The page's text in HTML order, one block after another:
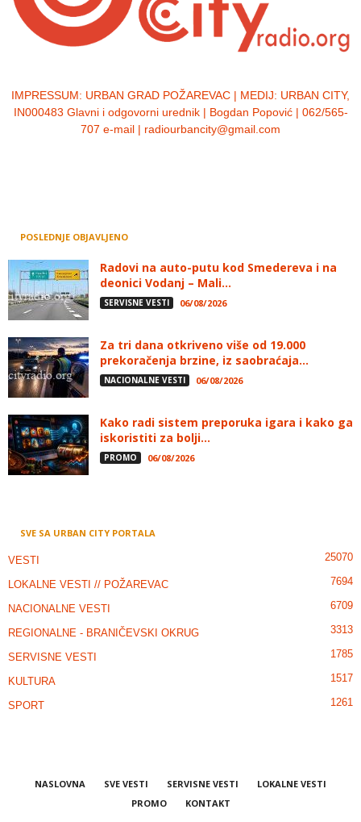
IMPRESSUM: URBAN GRAD POŽAREVAC | MEDIJ: URBAN CITY,
IN000483 Glavni i odgovorni urednik | Bogdan Popović | 062/565-
707 e-mail | radiourbancity@gmail.com
POSLEDNJE OBJAVLJENO
Radovi na auto-putu kod Smedereva i na
deonici Vodanj – Mali...
SERVISNE VESTI 06/08/2026
Za tri dana otkriveno više od 19.000
prekoračenja brzine, iz saobraćaja...
NACIONALNE VESTI 06/08/2026
Kako radi sistem preporuka igara i kako ga
iskoristiti za bolji...
PROMO 06/08/2026
SVE SA URBAN CITY PORTALA
VESTI 25070
LOKALNE VESTI // POŽAREVAC 7694
NACIONALNE VESTI 6709
REGIONALNE - BRANIČEVSKI OKRUG 3313
SERVISNE VESTI 1785
KULTURA 1517
SPORT 1261
NASLOVNA SVE VESTI SERVISNE VESTI
LOKALNE VESTI
PROMO
KONTAKT